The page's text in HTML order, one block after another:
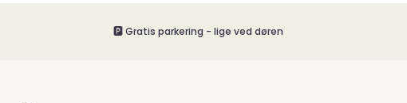
🅿️ Gratis parkering - lige ved døren